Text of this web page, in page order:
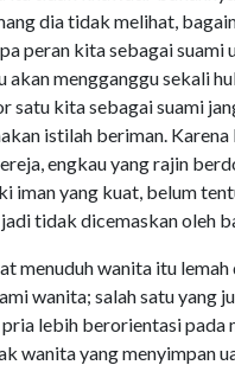
dia tidak melihat,
peran kita sebagai
akan mengganggu sekali
satu kita sebagai suami
istilah beriman.
engkau yang rajin
iman yang kuat, belum
tidak dicemaskan oleh
menuduh wanita itu
wanita; salah satu yang
lebih berorientasi
wanita yang menyimpan